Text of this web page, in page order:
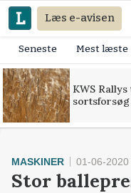
Læs e-avisen
Seneste Mest læste
KWS
MASKINER 01-06-2020
Stor